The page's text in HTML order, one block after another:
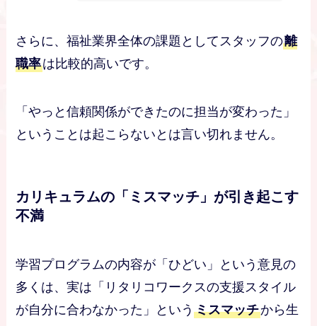
さらに、福祉業界全体の課題としてスタッフの離
職率は比較的高いです。
「やっと信頼関係ができたのに担当が変わった」
ということは起こらないとは言い切れません。
カリキュラムの「ミスマッチ」が引き起こす
不満
学習プログラムの内容が「ひどい」という意見の
多くは、実は「リタリコワークスの支援スタイル
が自分に合わなかった」というミスマッチから生